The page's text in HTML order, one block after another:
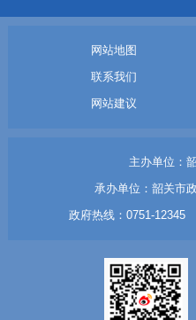
网站地图
联系我们
网站建议
主办单位：
承办单位：韶关市
政府热线：0751-12345